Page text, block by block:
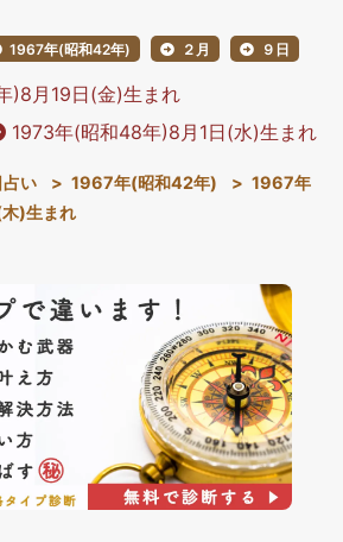
1967年(昭和42年) ２月 ９日
)8月19日(金)生まれ
1973年(昭和48年)8月1日(水)生まれ
い > 1967年(昭和42年) > 1967年
)生まれ